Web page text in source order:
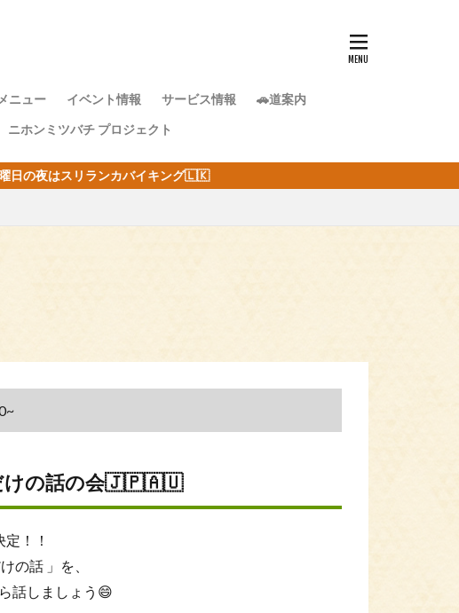
ニュー イベント情報 サービス情報
🚗道案内
ニホンミツバチ プロジェクト
けの話の会🇯🇵🇦🇺
！！
の話 」を、
話しましょう😄